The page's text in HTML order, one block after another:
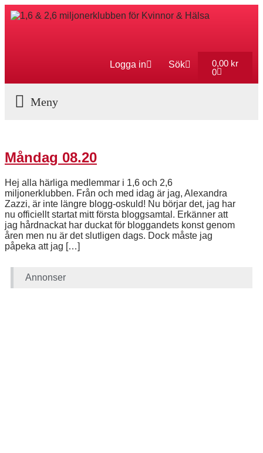
Logga in Sök 0,00 kr
0
Måndag 08.20
Hej alla härliga medlemmar i 1,6 och 2,6
miljonerklubben. Från och med idag är jag, Alexandra
Zazzi, är inte längre blogg-oskuld! Nu börjar det, jag har
nu officiellt startat mitt första bloggsamtal. Erkänner att
jag hårdnackat har duckat för bloggandets konst genom
åren men nu är det slutligen dags. Dock måste jag
påpeka att jag […]
Annonser